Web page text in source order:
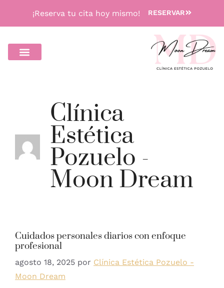
¡Reserva tu cita hoy mismo! RESERVAR
Clínica
Estética
Pozuelo -
Moon Dream
Cuidados personales diarios con enfoque
profesional
agosto 18, 2025 por Clínica Estética Pozuelo -
Moon Dream